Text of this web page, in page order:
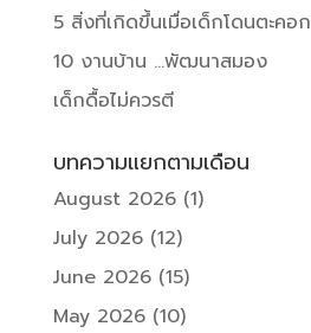
5 สิ่งที่เกิดขึ้นเมื่อเด็กโดนตะคอก
10 งานบ้าน …พัฒนาสมอง
เด็กดื้อไม่ควรตี
บทความแยกตามเดือน
August 2026(1)
July 2026(12)
June 2026(15)
May 2026(10)